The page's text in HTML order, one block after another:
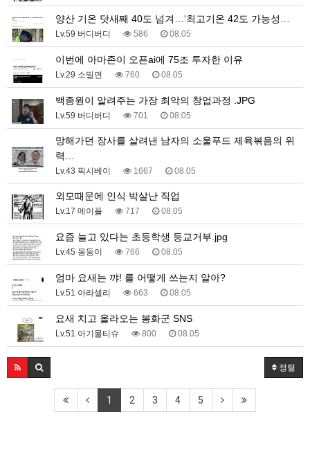
양산 기온 닷새째 40도 넘겨…‘최고기온 42도 가능성…
Lv.59 버디버디 586 08.05
이번에 아마존이 오픈ai에 75조 투자한 이유
Lv.29 소밀면 760 08.05
백종원이 알려주는 가장 최악의 창업과정 .JPG
Lv.59 버디버디 701 08.05
망해가던 장사를 살려낸 남자의 소울푸드 제육볶음의 위
력…
Lv.43 픽시베이 1667 08.05
외모때문에 인식 박살난 직업
Lv.17 메이플 717 08.05
요즘 늘고 있다는 초등학생 등교거부.jpg
Lv.45 몽둥이 766 08.05
엄마 요새는 꺄! 를 어떻게 쓰는지 알아?
Lv.51 아라셀리 663 08.05
요새 치고 올라오는 봉화군 SNS
Lv.51 아기물티슈 800 08.05
정렬
1 2 3 4 5